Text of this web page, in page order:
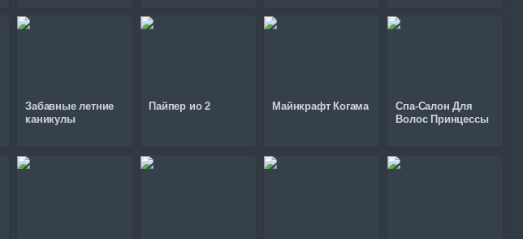
Забавные летние
каникулы
Пайпер ио 2 Майнкрафт Когама
Спа-Салон Для
Волос Принцессы